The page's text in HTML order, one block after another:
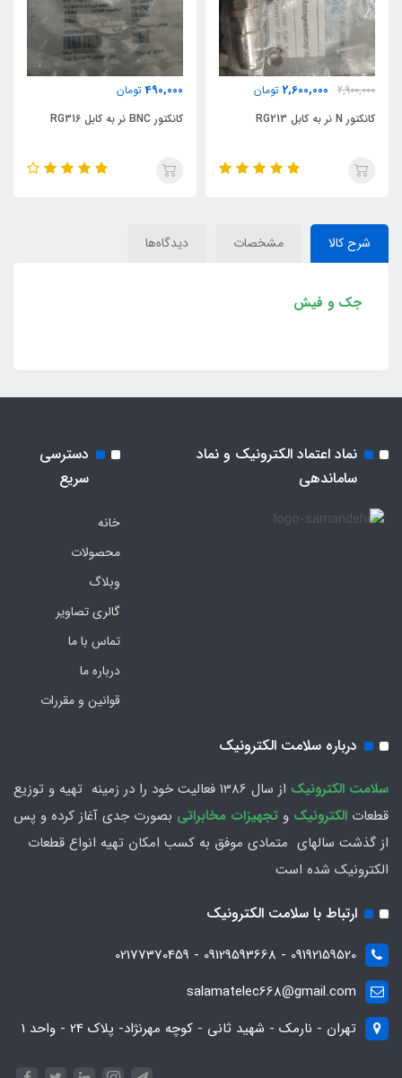
تومان 490,000
کانکتور BNC نر به کابل RG316
کانکتور 7/16 ماده به کابل 1/2LCF
شرح کالا مشخصات دیدگاه‌ها
جک و فیش
نماد اعتماد الکترونیک و نماد
ساماندهی
دسترسی
سریع
خانه
محصولات
وبلاگ
گالری تصاویر
تماس با ما
درباره ما
قوانین و مقررات
درباره سلامت الکترونیک
سلامت الكترونيك
از سال 1386 فعاليت خود را در زمينه تهيه و توزیع
قطعات الکترونیک و تجهیزات مخابراتی بصورت جدي آغاز كرده و پس
از گذشت سالهاي متمادي موفق به کسب امکان تهیه انواع قطعات
الکترونیک شده است
ارتباط با سلامت الکترونیک
09192159520 - 09129593668 - 02177370459
salamatelec668@gmail.com
تهران - نارمک - شهید ثانی - کوچه مهرنژاد- پلاک 24 - واحد 1